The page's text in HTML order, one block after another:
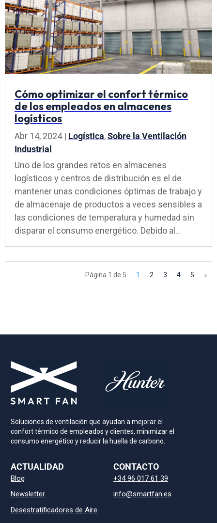
Cómo optimizar el confort térmico
de los empleados en almacenes
logísticos
Abr 14, 2024| Logística,Sobre la Ventilación
Industrial
Uno de los grandes retos en almacenes
logísticos y centros de distribución es el de
mantener unas condiciones óptimas de trabajo y
de almacenaje de productos a veces sensibles a
las condiciones de temperatura y humedad sin
disparar el consumo energético. Debido al...
Página 1 de 5 1 2 3 4 5 »
Soluciones de ventilación que ayudan a mejorar el
confort térmico de empleados y clientes, minimizar el
consumo energético y reducir la huella de carbono.
ACTUALIDAD
Blog
Newsletter
Desestratificadores de Aire
CONTACTO
+34 96 017 61 39
info@smartfan.es